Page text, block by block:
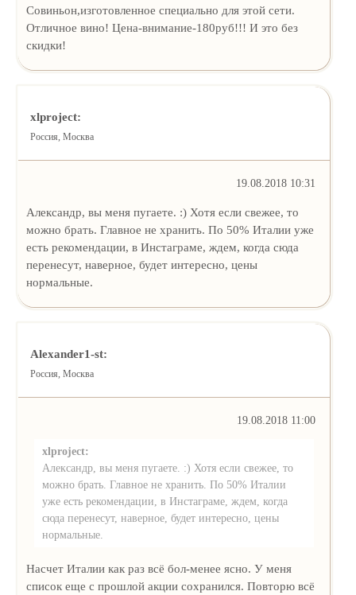
Совиньон,изготовленное специально для этой сети.
Отличное вино! Цена-внимание-180руб!!! И это без
скидки!
xlproject:
Россия, Москва
19.08.2018 10:31
Александр, вы меня пугаете. :) Хотя если свежее, то
можно брать. Главное не хранить. По 50% Италии уже
есть рекомендации, в Инстаграме, ждем, когда сюда
перенесут, наверное, будет интересно, цены
нормальные.
Alexander1-st:
Россия, Москва
19.08.2018 11:00
xlproject:
Александр, вы меня пугаете. :) Хотя если свежее, то
можно брать. Главное не хранить. По 50% Италии
уже есть рекомендации, в Инстаграме, ждем, когда
сюда перенесут, наверное, будет интересно, цены
нормальные.
Насчет Италии как раз всё бол-менее ясно. У меня
список еще с прошлой акции сохранился. Повторю всё